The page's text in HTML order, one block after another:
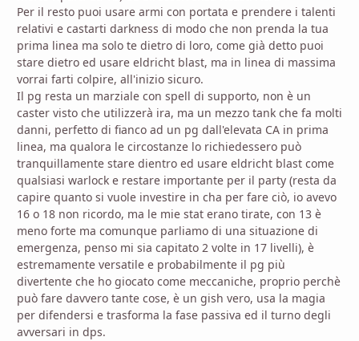
Per il resto puoi usare armi con portata e prendere i talenti
relativi e castarti darkness di modo che non prenda la tua
prima linea ma solo te dietro di loro, come già detto puoi
stare dietro ed usare eldricht blast, ma in linea di massima
vorrai farti colpire, all'inizio sicuro.
Il pg resta un marziale con spell di supporto, non è un
caster visto che utilizzerà ira, ma un mezzo tank che fa molti
danni, perfetto di fianco ad un pg dall'elevata CA in prima
linea, ma qualora le circostanze lo richiedessero può
tranquillamente stare dientro ed usare eldricht blast come
qualsiasi warlock e restare importante per il party (resta da
capire quanto si vuole investire in cha per fare ciò, io avevo
16 o 18 non ricordo, ma le mie stat erano tirate, con 13 è
meno forte ma comunque parliamo di una situazione di
emergenza, penso mi sia capitato 2 volte in 17 livelli), è
estremamente versatile e probabilmente il pg più
divertente che ho giocato come meccaniche, proprio perchè
può fare davvero tante cose, è un gish vero, usa la magia
per difendersi e trasforma la fase passiva ed il turno degli
avversari in dps.